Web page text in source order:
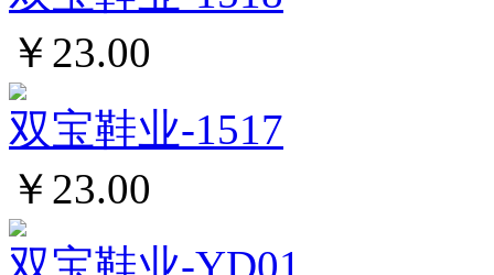
￥23.00
双宝鞋业-1517
￥23.00